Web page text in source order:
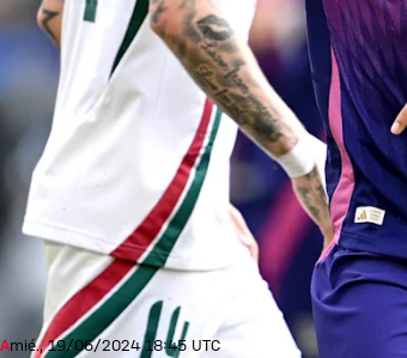
mié., 19/06/2024 18:45 UTC